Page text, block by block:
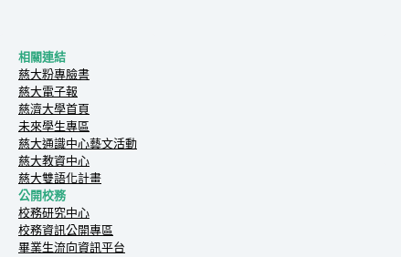
相關連結
慈大粉專臉書
慈大電子報
慈濟大學首頁
未來學生專區
慈大通識中心藝文活動
慈大教資中心
慈大雙語化計畫
公開校務
校務研究中心
校務資訊公開專區
畢業生流向資訊平台